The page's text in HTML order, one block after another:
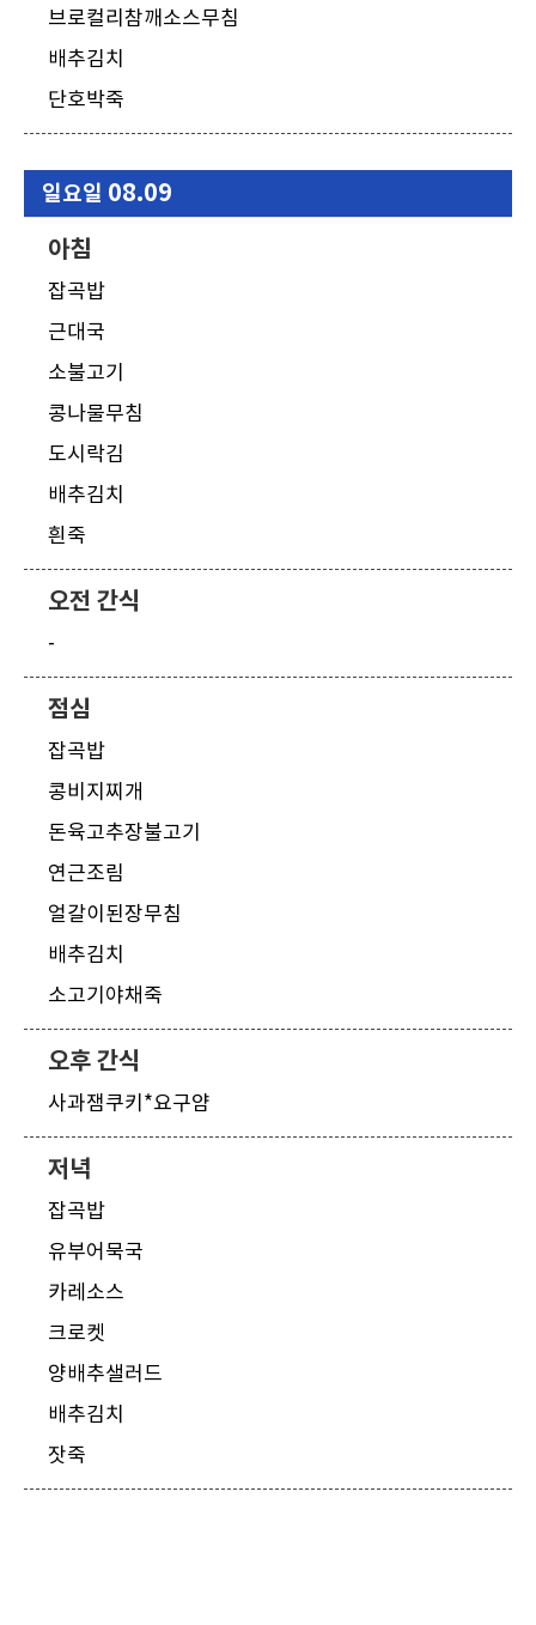
브로컬리참깨소스무침
배추김치
단호박죽
일요일 08.09
아침
잡곡밥
근대국
소불고기
콩나물무침
도시락김
배추김치
흰죽
오전 간식
-
점심
잡곡밥
콩비지찌개
돈육고추장불고기
연근조림
얼갈이된장무침
배추김치
소고기야채죽
오후 간식
사과잼쿠키*요구얌
저녁
잡곡밥
유부어묵국
카레소스
크로켓
양배추샐러드
배추김치
잣죽